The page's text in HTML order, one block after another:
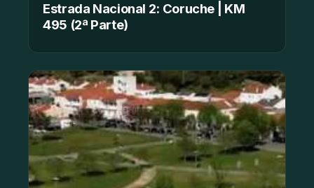
Estrada Nacional 2: Coruche | KM
495 (2ª Parte)